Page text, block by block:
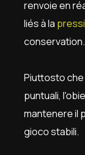
renvoie en
liés à la
conservation.
Piuttosto
puntuali,
mantenere il
gioco stabili.